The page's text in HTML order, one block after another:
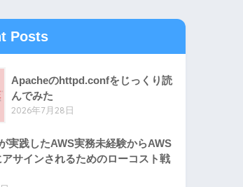
Posts
Apacheのhttpd.confをじっくり読
んでみた
2026年7月28日
実践したAWS実務未経験からAWS
サインされるためのローコスト戦